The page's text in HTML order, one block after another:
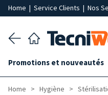
Home | Service Clients | Nos
Promotions et nouveautés
Home Hygiène